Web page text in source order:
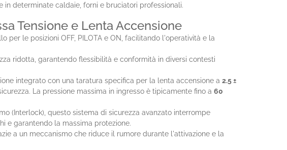
determinate caldaie, forni e bruciatori professionali.
Tensione e Lenta Accensione
per le posizioni OFF, PILOTA e ON, facilitando l'operatività e la
ridotta, garantendo flessibilità e conformità in diversi contesti
integrato con una taratura specifica per la lenta accensione a2.5 ±
La pressione massima in ingresso è tipicamente fino a60
(Interlock), questo sistema di sicurezza avanzato interrompe
e garantendo la massima protezione.
a un meccanismo che riduce il rumore durante l'attivazione e la